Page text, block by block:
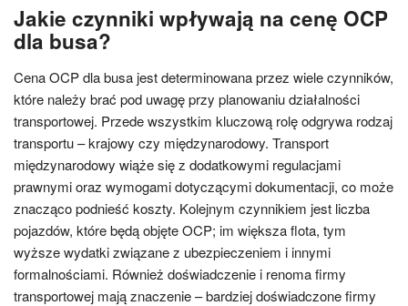
Jakie czynniki wpływają na cenę OCP
dla busa?
Cena OCP dla busa jest determinowana przez wiele czynników,
które należy brać pod uwagę przy planowaniu działalności
transportowej. Przede wszystkim kluczową rolę odgrywa rodzaj
transportu – krajowy czy międzynarodowy. Transport
międzynarodowy wiąże się z dodatkowymi regulacjami
prawnymi oraz wymogami dotyczącymi dokumentacji, co może
znacząco podnieść koszty. Kolejnym czynnikiem jest liczba
pojazdów, które będą objęte OCP; im większa flota, tym
wyższe wydatki związane z ubezpieczeniem i innymi
formalnościami. Również doświadczenie i renoma firmy
transportowej mają znaczenie – bardziej doświadczone firmy